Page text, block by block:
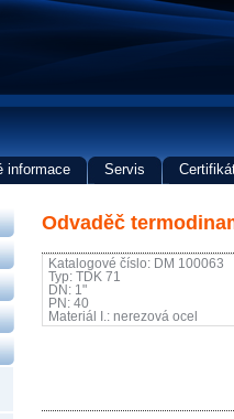
informace Servis
Odvaděč
Katalogové číslo: DM 100063
Typ: TDK 71
DN: 1"
PN: 40
Materiál I.: nerezová ocel